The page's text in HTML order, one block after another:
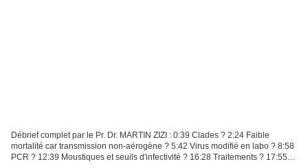
Débrief complet par le Pr. Dr. MARTIN ZIZI : 0:39 Clades ? 2:24 Faible
mortalité car transmission non-aérogène ? 5:42 Virus modifié en labo ? 8:58
PCR ? 12:39 Moustiques et seuils d'infectivité ? 16:28 Traitements ? 17:55